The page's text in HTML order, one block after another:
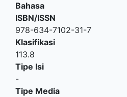
Bahasa
ISBN/ISSN
978-634-7102-31-7
Klasifikasi
113.8
Tipe Isi
-
Tipe Media